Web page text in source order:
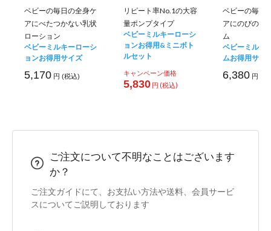
ベビーの毎日の全身ケ
アにべたつかない乳状
ローション
ベビーミルキーローシ
ョンお得用サイズ
5,170 円 (税込)
リピート率No.1の大容
量ポンプタイプ
ベビーミルキーローシ
ョンお得用&ミニボト
ルセット
キャンペーン価格
5,830 円 (税込)
ベビーの毎日
アにのびのい
ム
ベビーミルキ
ムお得用サイ
6,380 円 (税
ご注文について不明なことはございます
か？
ご注文ガイドにて、お支払い方法や送料、会員サービ
スについてご説明しております